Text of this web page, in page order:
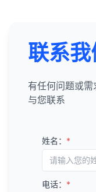
联系我
有任何问题或
与您联系
姓名： *
电话： *